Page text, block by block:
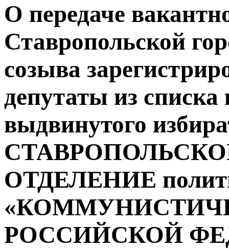
О передаче
Ставропольской
созыва
депутаты из списка
выдвинутого
ОТДЕЛЕНИЕ
РОССИЙСКОЙ